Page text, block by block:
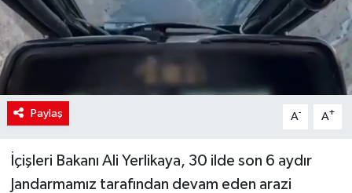
Paylaş A- A+
İçişleri Bakanı Ali Yerlikaya, 30 ilde son 6 aydır
Jandarmamız tarafından devam eden arazi